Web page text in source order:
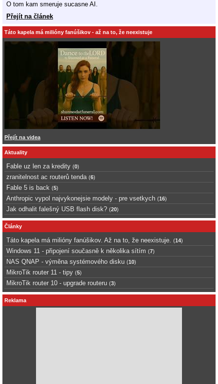
O tom kam smeruje sucasne AI.
Přejít na článek
Táto kapela má milióny fanúšikov - až na to, že neexistuje
Přejít na videa
Aktuality
Fable uz len za kredity (0)
zranitelnost ac routerů tenda (6)
Fable 5 is back (5)
Anthropic vypol najvykonejsie modely - pre vsetkych (16)
Jak odhalit falešný USB flash disk? (20)
Články
Táto kapela má milióny fanúšikov. Až na to, že neexistuje. (14)
Windows 11 - připojení současně k několika sítím (7)
NAS QNAP - výměna systémového disku (10)
MikroTik router 11 - tipy (5)
MikroTik router 10 - upgrade routeru (3)
Reklama